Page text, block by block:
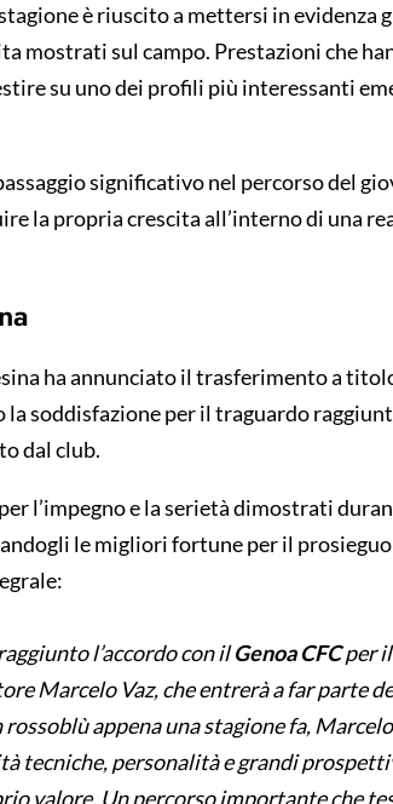
è riuscito a mettersi in evidenza
mostrati sul campo. Prestazioni che
su uno dei profili più interessanti
significativo nel percorso del
la propria crescita all’interno di una
ha annunciato il trasferimento a
soddisfazione per il traguardo
dal club.
l’impegno e la serietà dimostrati
le migliori fortune per il
l’accordo con ilGenoa CFCper
Marcelo Vaz, che entrerà a far parte
appena una stagione fa,
tecniche, personalità e grandi
valore. Un percorso importante che